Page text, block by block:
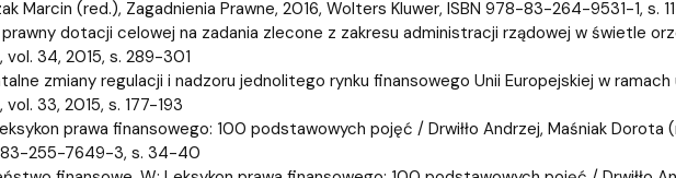
Marcin (red.), Zagadnienia Prawne, 2016, Wolters Kluwer, ISBN 978-83-264-9531-1, s.
dotacji celowej na zadania zlecone z zakresu administracji rządowej w świetle
vol. 34, 2015, s. 289-301
zmiany regulacji i nadzoru jednolitego rynku finansowego Unii Europejskiej w ramach
vol. 33, 2015, s. 177-193
prawa finansowego: 100 podstawowych pojęć / Drwiłło Andrzej, Maśniak Dorota
83-255-7649-3, s. 34-40